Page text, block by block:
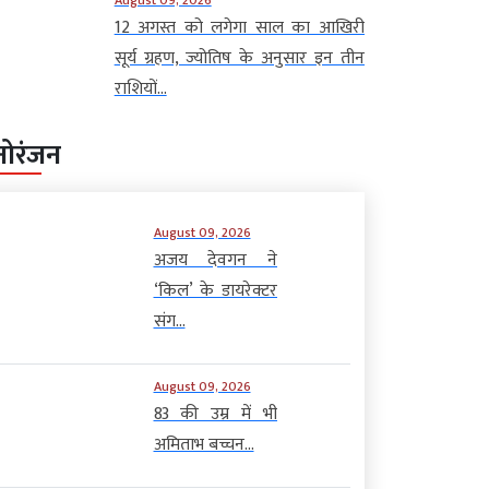
12 अगस्त को लगेगा साल का आखिरी
सूर्य ग्रहण, ज्योतिष के अनुसार इन तीन
राशियों...
August 09, 2026
अजय देवगन ने
‘किल’ के डायरेक्टर
संग...
August 09, 2026
83 की उम्र में भी
अमिताभ बच्चन...